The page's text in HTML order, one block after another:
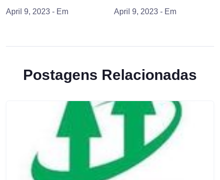
April 9, 2023 - Em
April 9, 2023 - Em
Postagens Relacionadas